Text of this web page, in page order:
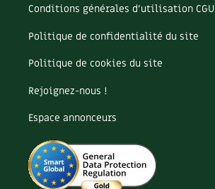
Purin
Recette
Récup'
Réparation
Reproduction
Restauration
Rocaille
Ronce (ou mûre de jardin)
Roquette
Conditions générales d’utilisation CGU
Politique de confidentialité du site
Politique de cookies du site
Rejoignez-nous !
Espace annonceurs